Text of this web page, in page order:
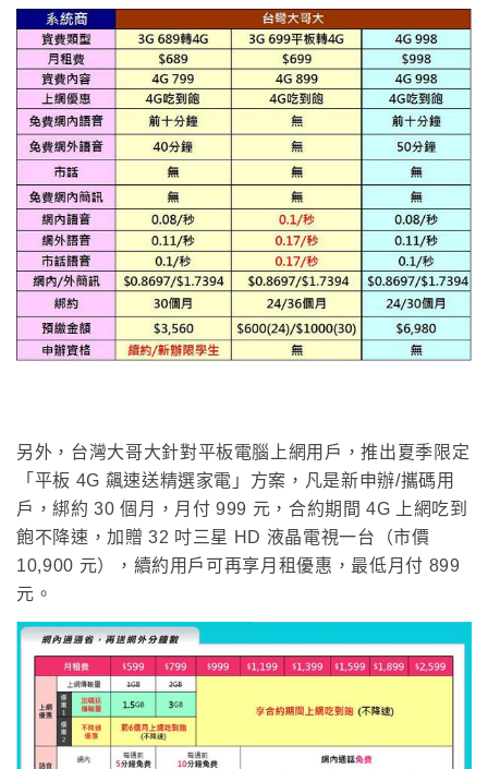
另外 ， 台灣大哥大針對平板電腦上網用戶，推出夏季限定
「平板 4G 飆速送精選家電」方案，凡是新申辦/攜碼用
戶，綁約 30 個月，月付 999 元，合約期間 4G 上網吃到
飽不降速，加贈 32 吋三星 HD 液晶電視一台（市價
10,900 元），續約用戶可再享月租優惠，最低月付 899
元。